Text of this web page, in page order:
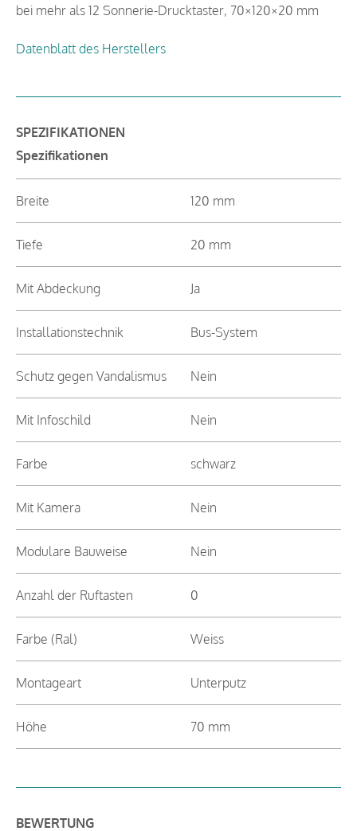
bei mehr als 12 Sonnerie-Drucktaster, 70×120×20 mm
Datenblatt des Herstellers
SPEZIFIKATIONEN
Spezifikationen
Breite 120 mm
Tiefe 20 mm
Mit Abdeckung Ja
Installationstechnik Bus-System
Schutz gegen Vandalismus Nein
Mit Infoschild Nein
Farbe schwarz
Mit Kamera Nein
Modulare Bauweise Nein
Anzahl der Ruftasten 0
Farbe (Ral) Weiss
Montageart Unterputz
Höhe 70 mm
BEWERTUNG